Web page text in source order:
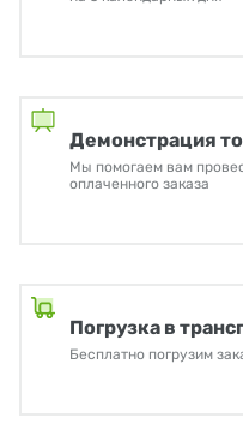
Демонстрация
Мы помогаем вам
оплаченного заказа
Погрузка в
Бесплатно погрузим